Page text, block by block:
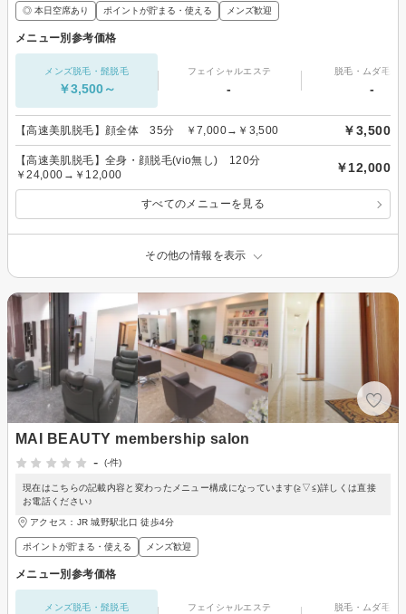
◎ 本日空席あり ポイントが貯まる・使える メンズ歓迎
メニュー別参考価格
メンズ脱毛・髭脱毛
￥3,500～
フェイシャルエステ
-
脱毛・ムダ毛処
-
【高速美肌脱毛】顔全体 35分 ￥7,000→￥3,500 ￥3,500
【高速美肌脱毛】全身・顔脱毛(vio無し) 120分
￥24,000→￥12,000
￥12,000
すべてのメニューを見る
その他の情報を表示
MAI BEAUTY membership salon
-
(-件)
現在はこちらの記載内容と変わったメニュー構成になっています(≧▽≦)詳しくは直接
お電話ください♪
アクセス：JR 城野駅北口 徒歩4分
ポイントが貯まる・使える メンズ歓迎
メニュー別参考価格
メンズ脱毛・髭脱毛 フェイシャルエステ 脱毛・ムダ毛処